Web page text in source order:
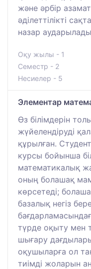
және әрбір
әділеттілікті
назар
Оқу жылы - 1
Семестр - 2
Несиелер - 5
Элементар
Өз білімдерін
жүйелендіруді
құрылған.
курсы бойынша
математикалық
оның болашақ
көрсетеді;
базалық негіз
түрде оқыту мен
шығару
оқушыларға ол
тиімді жоларын